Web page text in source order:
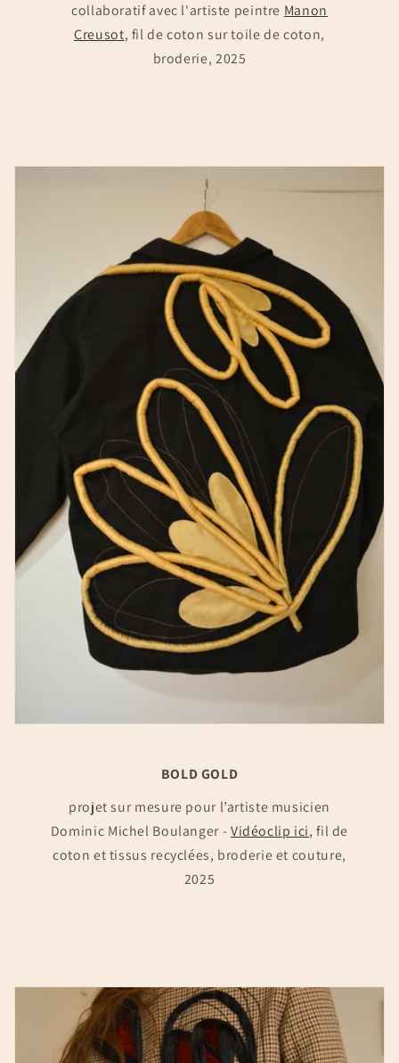
collaboratif avec l'artiste peintre Manon
Creusot, fil de coton sur toile de coton,
broderie, 2025
BOLD GOLD
projet sur mesure pour l’artiste musicien
Dominic Michel Boulanger - Vidéoclip ici, fil de
coton et tissus recyclées, broderie et couture,
2025